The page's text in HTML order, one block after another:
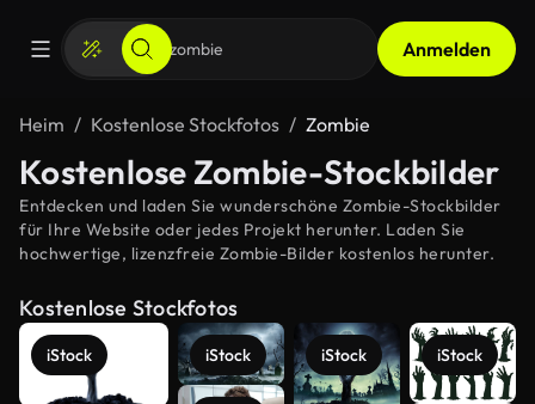
Anmelden
Heim Kostenlose Stockfotos Zombie
Kostenlose Zombie-Stockbilder
Entdecken und laden Sie wunderschöne Zombie-Stockbilder
für Ihre Website oder jedes Projekt herunter. Laden Sie
hochwertige, lizenzfreie Zombie-Bilder kostenlos herunter.
Kostenlose Stockfotos
iStock iStock iStock iStock